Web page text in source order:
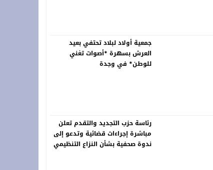
جمعية أولاد لبلاد تحتفي بعيد
العرش بسهرة *أصوات تغني
للوطن* في وجدة
رئاسة حزب التجديد والتقدم تعلن
مباشرة إجراءات قضائية وتدعو إلى
ندوة صحفية بشأن النزاع التنظيمي